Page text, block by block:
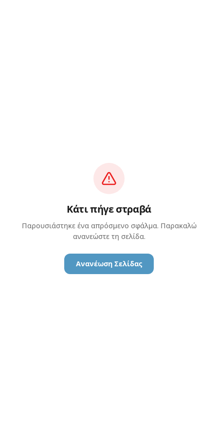
Κάτι πήγε στραβά
Παρουσιάστηκε ένα απρόσμενο σφάλμα. Παρακαλώ
ανανεώστε τη σελίδα.
Ανανέωση Σελίδας